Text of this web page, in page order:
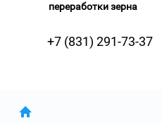
переработки зерна
+7 (831) 291-73-37